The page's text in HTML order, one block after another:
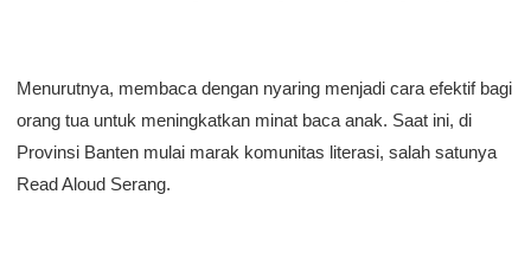
Menurutnya, membaca dengan nyaring menjadi cara efektif bagi
orang tua untuk meningkatkan minat baca anak. Saat ini, di
Provinsi Banten mulai marak komunitas literasi, salah satunya
Read Aloud Serang.